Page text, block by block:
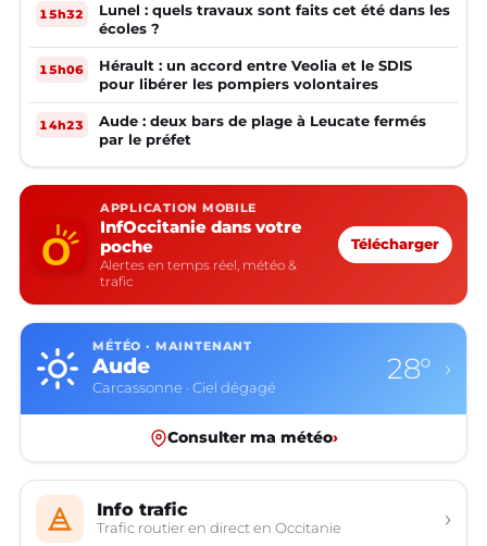
15h32
Lunel : quels travaux sont faits cet été dans les
écoles ?
15h06
Hérault : un accord entre Veolia et le SDIS
pour libérer les pompiers volontaires
14h23
Aude : deux bars de plage à Leucate fermés
par le préfet
APPLICATION MOBILE
InfOccitanie dans votre
poche
Alertes en temps réel, météo &
trafic
Télécharger
MÉTÉO · MAINTENANT
Aude
Carcassonne · Ciel dégagé
28° ›
Consulter ma météo›
Info trafic
Trafic routier en direct en Occitanie ›